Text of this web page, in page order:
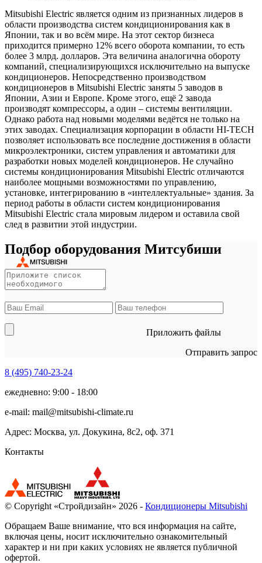
Mitsubishi Electric является одним из признанных лидеров в
области производства систем кондиционирования как в
Японии, так и во всём мире. На этот сектор бизнеса
приходится примерно 12% всего оборота компании, то есть
более 3 млрд. долларов. Эта величина аналогична обороту
компаний, специализирующихся исключительно на выпуске
кондиционеров. Непосредственно производством
кондиционеров в Mitsubishi Electric заняты 5 заводов в
Японии, Азии и Европе. Кроме этого, ещё 2 завода
производят компрессоры, а один – системы вентиляции.
Однако работа над новыми моделями ведётся не только на
этих заводах. Специализация корпорации в области HI-TECH
позволяет использовать все последние достижения в области
микроэлектроники, систем управления и автоматики для
разработки новых моделей кондиционеров. Не случайно
системы кондиционирования Mitsubishi Electric отличаются
наиболее мощными возможностями по управлению,
установке, интегрированию в «интеллектуальные» здания. За
период работы в области систем кондиционирования
Mitsubishi Electric стала мировым лидером и оставила свой
след в развитии этой индустрии.
Подбор оборудования Митсубиши
Приложить файлы
Отправить запрос
8 (495) 740-23-24
ежедневно: 9:00 - 18:00
e-mail: mail@mitsubishi-climate.ru
Адрес: Москва, ул. Докукина, 8с2, оф. 371
Контакты
© Copyright «Стройдизайн» 2026 - Кондиционеры Mitsubishi
Обращаем Ваше внимание, что вся информация на сайте,
включая цены, носит исключительно ознакомительный
характер и ни при каких условиях не является публичной
офертой.